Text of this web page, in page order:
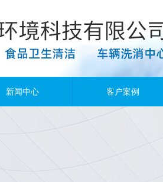
新闻中心 客户案例